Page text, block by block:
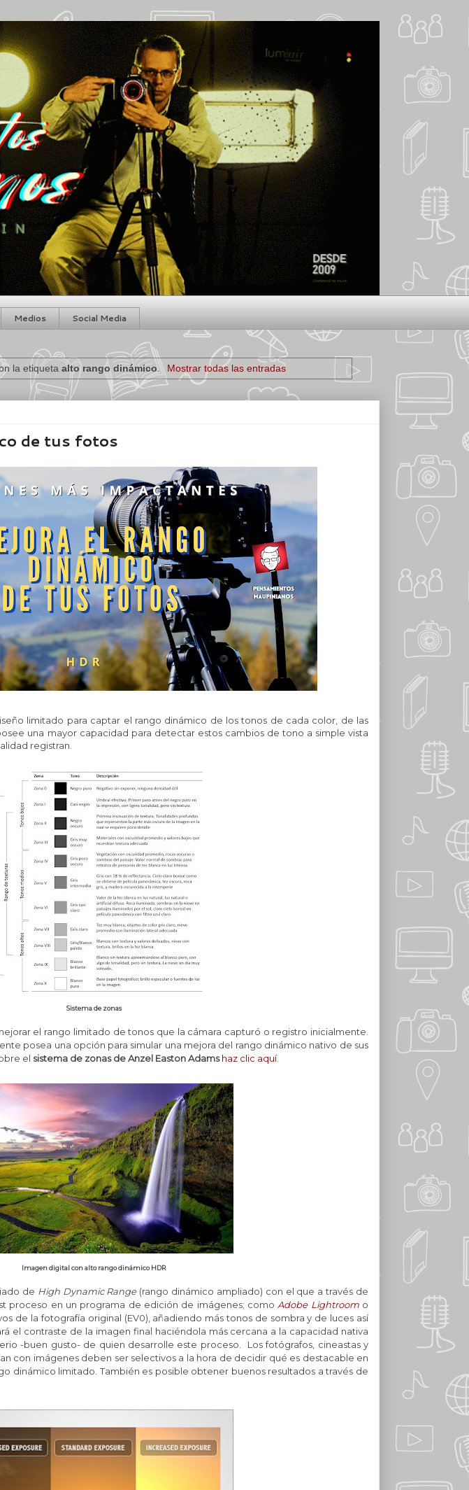
Medios Social Media
la etiquetaalto rango dinámico. Mostrar todas las entradas
de tus fotos
limitado para captar el rango dinámico de los tonos de cada color, de las
una mayor capacidad para detectar estos cambios de tono a simple vista
registran.
Sistema de zonas
el rango limitado de tonos que la cámara capturó o registro inicialmente.
posea una opción para simular una mejora del rango dinámico nativo de sus
el sistema de zonas de Anzel Easton Adams haz clic aquí.
Imagen digital con alto rango dinámico HDR
de High Dynamic Range(rango dinámico ampliado) con el que a través de
proceso en un programa de edición de imágenes; como Adobe Lightroomo
de la fotografía original (EV0), añadiendo más tonos de sombra y de luces así
el contraste de la imagen final haciéndola más cercana a la capacidad nativa
-buen gusto- de quien desarrolle este proceso. Los fotógrafos, cineastas y
con imágenes deben ser selectivos a la hora de decidir qué es destacable en
dinámico limitado. También es posible obtener buenos resultados a través de